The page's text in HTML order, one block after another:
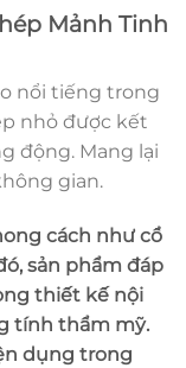
Mảnh Tinh
nổi tiếng trong
nhỏ được kết
động. Mang lại
gian.
cách như cổ
sản phẩm đáp
thiết kế nội
tính thẩm mỹ.
dụng trong